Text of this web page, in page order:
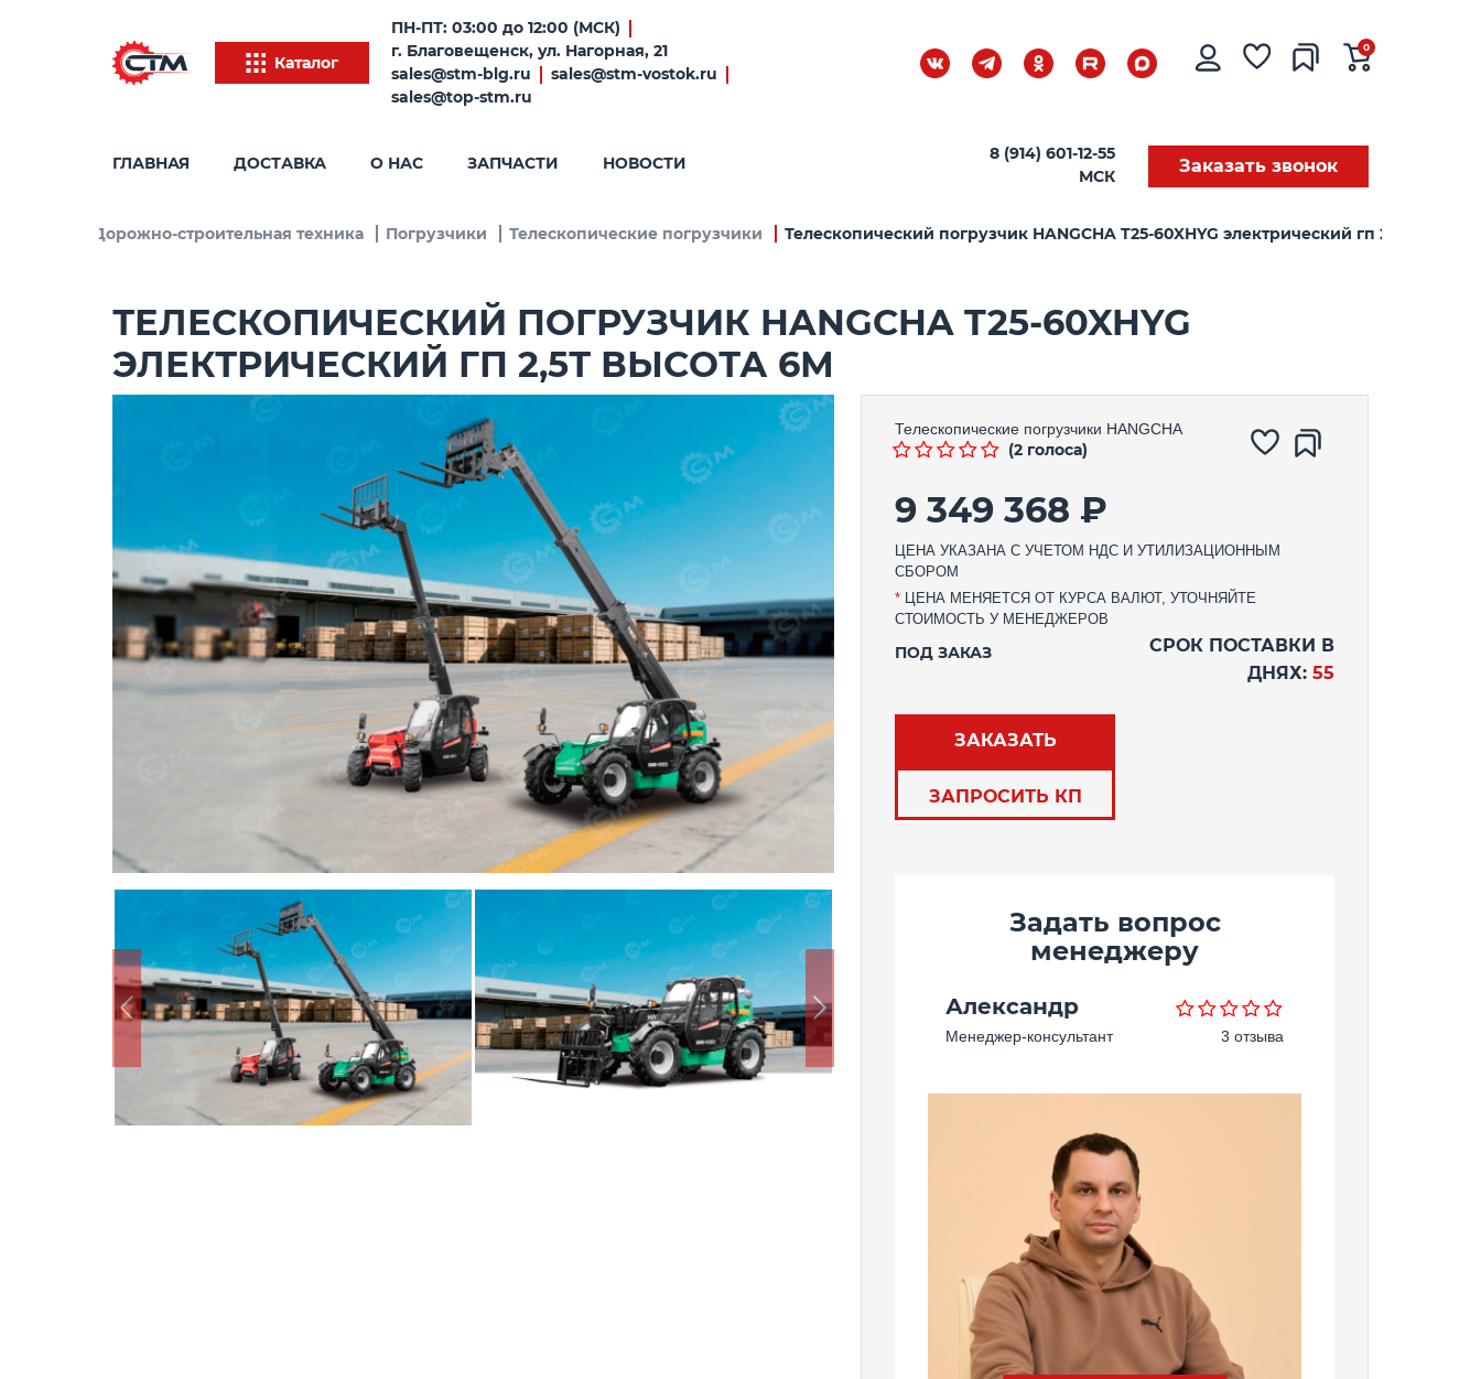
Каталог
ПН-ПТ: 03:00 до 12:00 (МСК)
г. Благовещенск, ул. Нагорная, 21
sales@stm-blg.ru
sales@stm-vostok.ru
sales@top-stm.ru
0
ГЛАВНАЯ ДОСТАВКА О НАС ЗАПЧАСТИ НОВОСТИ
8 (914) 601-12-55
МСК
Заказать звонок
Дорожно-строительная техника Погрузчики Телескопические погрузчики Телескопический погрузчик HANGCHA T25-60XHYG электрический гп 2,5т высота
ТЕЛЕСКОПИЧЕСКИЙ ПОГРУЗЧИК HANGCHA T25-60XHYG
ЭЛЕКТРИЧЕСКИЙ ГП 2,5Т ВЫСОТА 6М
Предыдущий Следующий
Телескопические погрузчики HANGCHA
(2 голоса)
9 349 368 ₽
ЦЕНА УКАЗАНА С УЧЕТОМ НДС И УТИЛИЗАЦИОННЫМ
СБОРОМ
* ЦЕНА МЕНЯЕТСЯ ОТ КУРСА ВАЛЮТ, УТОЧНЯЙТЕ
СТОИМОСТЬ У МЕНЕДЖЕРОВ
ПОД ЗАКАЗ
СРОК ПОСТАВКИ В
ДНЯХ: 55
ЗАКАЗАТЬ
ЗАПРОСИТЬ КП
Задать вопрос
менеджеру
Александр
Менеджер-консультант 3 отзыва